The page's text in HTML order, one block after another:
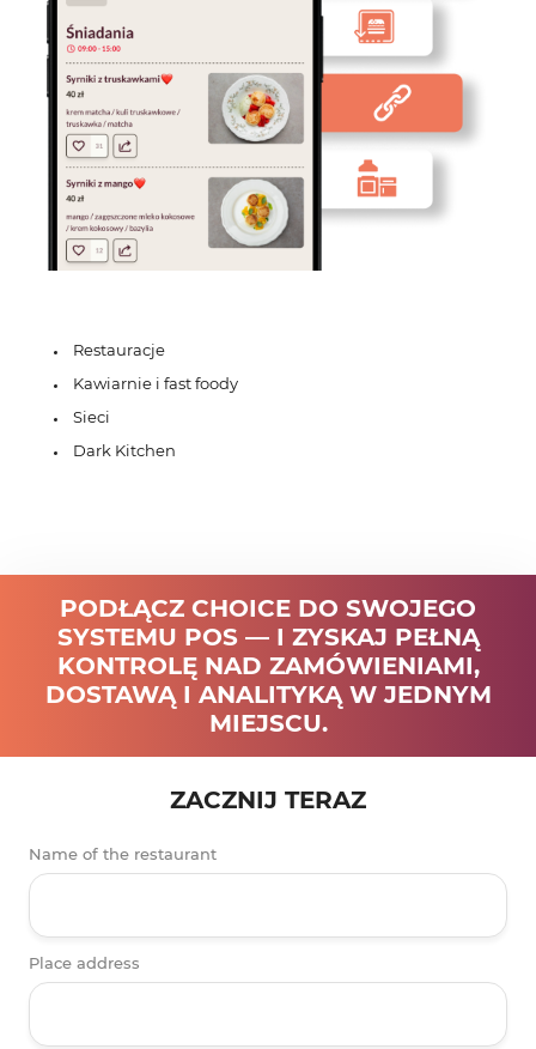
Restauracje
Kawiarnie i fast foody
Sieci
Dark Kitchen
PODŁĄCZ CHOICE DO SWOJEGO
SYSTEMU POS — I ZYSKAJ PEŁNĄ
KONTROLĘ NAD ZAMÓWIENIAMI,
DOSTAWĄ I ANALITYKĄ W JEDNYM
MIEJSCU.
ZACZNIJ TERAZ
Name of the restaurant
Place address